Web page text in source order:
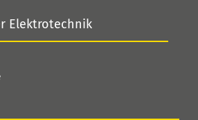
Elektrotechnik